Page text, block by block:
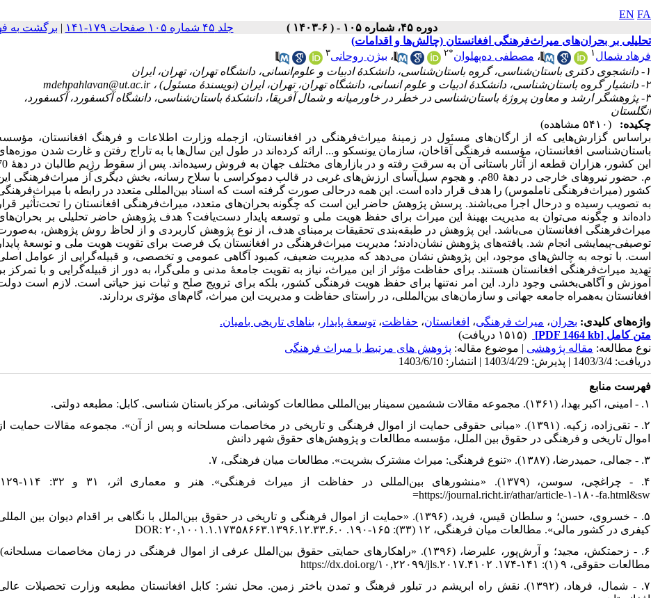
EN FA
دوره ۴۵، شماره ۱۰۵ - ( ۶-۱۴۰۳ )
جلد ۴۵ شماره ۱۰۵ صفحات ۱۷۹-۱۴۱ | برگشت به
تحلیلی بر بحران‌های میراث‌فرهنگی افغانستان (چالش‌ها و اقدامات)
فرهاد شمال ۱ ، مصطفی ده‌پهلوان*۲ ، بیژن روحانی۳
۱- دانشجوی دکتری باستان‌شناسی، گروه باستان‌شناسی، دانشکدۀ ادبیات و علوم‌انسانی، دانشگاه تهران، تهران، ایران
۲- دانشیار گروه باستان‌شناسی، دانشکدۀ ادبیات و علوم انسانی، دانشگاه تهران، تهران، ایران (نویسندۀ مسئول) ،
mdehpahlavan@ut.ac.ir
۳- پژوهشگر ارشد و معاون پروژۀ باستان‌شناسی در خطر در خاورمیانه و شمال آفریقا، دانشکدۀ باستان‌شناسی، دانشگاه آکسفورد، آکسفورد،
انگلستان
چکیده:
(۵۴۱۰ مشاهده)
براساس گزارش‌­هایی که از ارگان‌­های مسئول در زمینۀ میراث‌فرهنگی در افغانستان، ازجمله وزارت اطلاعات و فرهنگ افغانستان،
باستان‌شناسی افغانستان، مؤسسه فرهنگی آقاخان، سازمان یونسکو و... ارائه کرده‌­اند در طول این سال‌ها با به تاراج رفتن و غارت شدن
این کشور، هزاران قطعه از آثار باستانی آن به سرقت رفته و در بازارهای
م. حضور نیروهای خارجی در دهۀ 80م. و هجوم سیل‌آسای ارزش‌های غربی در قالب دموکراسی با سلاح رسانه، بخش دیگری از میراث‌فرهنگی
کشور (میراث‌فرهنگی ناملموس) را هدف قرار داده است. این همه درحالی صورت گرفته است که اسناد بین‌­المللی متعدد در رابطه با
به تصویب رسیده و درحال اجرا می‌‌باشند. پرسش پژوهش حاضر این است که چگونه بحران‌های متعدد، میراث‌فرهنگی افغانستان را تحت‌تأثیر قرار
داده‌اند و چگونه می‌توان به مدیریت بهینۀ این میراث برای حفظ هویت ملی و توسعه پایدار دست‌یافت؟ هدف پژوهش حاضر تحلیلی بر
میراث‌فرهنگی افغانستان می‌­باشد. این پژوهش در طبقه‌­بندی تحقیقات برمبنای هدف، از نوع پژوهش کاربردی و از لحاظ روش پژوهش،
توصیفی-پیمایشی انجام شد. یافته‌­های پژوهش نشان‌دادند؛ مدیریت میراث‌فرهنگی در افغانستان یک فرصت برای تقویت هویت ملی و توسعۀ پایدار
است. با توجه به چالش‌های موجود، این پژوهش نشان می‌دهد که مدیریت ضعیف، کمبود آگاهی عمومی و تخصصی، و قبیله‌گرایی از عوامل
تهدید میراث‌فرهنگی افغانستان هستند. برای حفاظت مؤثر از این میراث، نیاز به تقویت جامعۀ مدنی و ملی‌گرا، به دور از قبیله‌گرایی و با تمرکز بر
آموزش و آگاهی‌بخشی وجود دارد. این امر نه‌تنها برای حفظ هویت فرهنگی کشور، بلکه برای ترویج صلح و ثبات نیز حیاتی است. لازم است
افغانستان به‌همراه جامعه جهانی و سازمان‌های بین‌المللی، در راستای حفاظت و مدیریت این میراث، گام‌های مؤثری بردارند.
واژه‌های کلیدی: بحران، میراث فرهنگی، افغانستان، حفاظت، توسعۀ پایدار ، بناهای تاریخی بامیان.
متن کامل [PDF 1464 kb]
(۱۵۱۵ دریافت)
نوع مطالعه: مقاله پژوهشی | موضوع مقاله: پژوهش های مرتبط با میراث فرهنگی
دریافت: 1403/3/4 | پذیرش: 1403/4/29 | انتشار: 1403/6/10
فهرست منابع
۱. - امینی، اکبر بهدا، (۱۳۶۱). مجموعه مقالات ششمین سمینار بین‌المللی مطالعات کوشانی. مرکز باستان شناسی. کابل: مطبعه دولتی.
۲. - تقی‌زاده، زکیه. (۱۳۹۱). «مبانی حقوقی حمایت از اموال فرهنگی و تاریخی در مخاصمات مسلحانه و پس از آن». مجموعه مقالات حمایت از
اموال تاریخی و فرهنگی در حقوق بین الملل، مؤسسه مطالعات و پژوهش‌های حقوق شهر دانش
۳. - جمالی، حمیدرضا، (۱۳۸۷). «تنوع فرهنگی: میراث مشترک بشریت». مطالعات میان فرهنگی، ۷.
https://journal.richt.ir/athar/article-۱-۱۸۰-fa.html&sw=
۵. - خسروی، حسن؛ و سلطان قیس، فرید، (۱۳۹۶). «حمایت از اموال فرهنگی و تاریخی در حقوق بین‌الملل با نگاهی بر اقدام دیوان بین
کیفری در کشور مالی». مطالعات میان فرهنگی، ۱۲ (۳۳): ۱۶۵-۱۹۰. DOR: ۲۰,۱۰۰۱.۱.۱۷۳۵۸۶۶۳.۱۳۹۶.۱۲.۳۳.۶.۰
۶. - زحمتکش، مجید؛ و آرش‌پور، علیرضا، (۱۳۹۶). «راهکارهای حمایتی حقوق بین‌الملل عرفی از اموال فرهنگی در زمان مخاصمات
مطالعات حقوقی، ۹ (۱): ۱۴۱-۱۷۴. https://dx.doi.org/۱۰,۲۲۰۹۹/jls.۲۰۱۷.۴۱۰۲
۷. - شمال، فرهاد، (۱۳۹۲). نقش راه ابریشم در تبلور فرهنگ و تمدن باختر زمین. محل نشر: کابل افغانستان مطبعه وزارت تحصیلات